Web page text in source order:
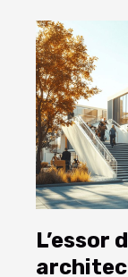
L’essor